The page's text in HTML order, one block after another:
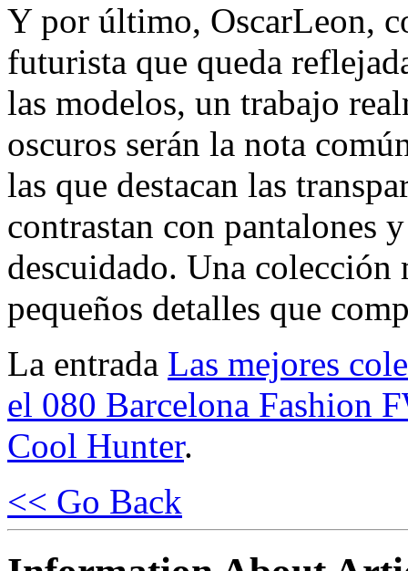
Y por último, OscarLeon,
futurista que queda
las modelos, un trabajo
oscuros serán la nota
las que destacan las
contrastan con pantalones
descuidado. Una colección
pequeños detalles que
La entrada Las mejores
el 080 Barcelona Fashion
Cool Hunter.
<< Go Back